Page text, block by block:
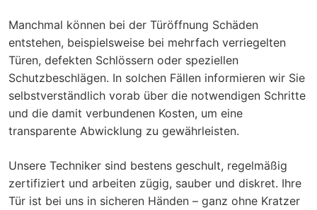
Manchmal können bei der Türöffnung Schäden
entstehen, beispielsweise bei mehrfach verriegelten
Türen, defekten Schlössern oder speziellen
Schutzbeschlägen. In solchen Fällen informieren wir Sie
selbstverständlich vorab über die notwendigen Schritte
und die damit verbundenen Kosten, um eine
transparente Abwicklung zu gewährleisten.
Unsere Techniker sind bestens geschult, regelmäßig
zertifiziert und arbeiten zügig, sauber und diskret. Ihre
Tür ist bei uns in sicheren Händen – ganz ohne Kratzer